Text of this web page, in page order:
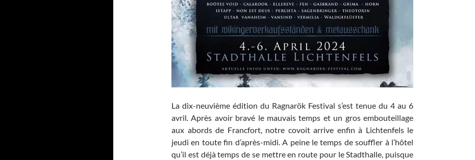
La dix-neuvième édition du Ragnarök Festival s’est tenue du 4 au 6
avril. Après avoir bravé le mauvais temps et un gros embouteillage
aux abords de Francfort, notre covoit arrive enfin à Lichtenfels le
jeudi en toute fin d’après-midi. A peine le temps de souffler à l’hôtel
qu’il est déjà temps de se mettre en route pour le Stadthalle, puisque